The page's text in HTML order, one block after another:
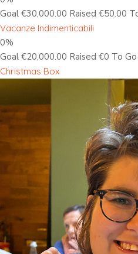
Goal €30,000.00 Raised €50.00
Vacanze Indimenticabili
0%
Goal €20,000.00 Raised €0 To Go
Christmas Box